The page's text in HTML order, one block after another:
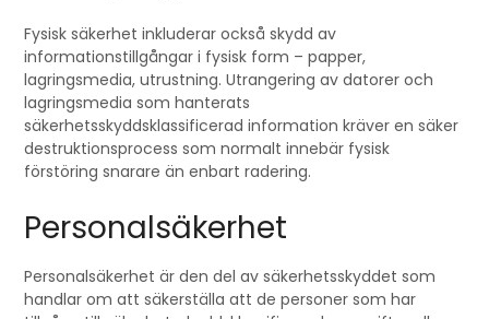
Fysisk säkerhet inkluderar också skydd av
informationstillgångar i fysisk form – papper,
lagringsmedia, utrustning. Utrangering av datorer och
lagringsmedia som hanterats
säkerhetsskyddsklassificerad information kräver en säker
destruktionsprocess som normalt innebär fysisk
förstöring snarare än enbart radering.
Personalsäkerhet
Personalsäkerhet är den del av säkerhetsskyddet som
handlar om att säkerställa att de personer som har